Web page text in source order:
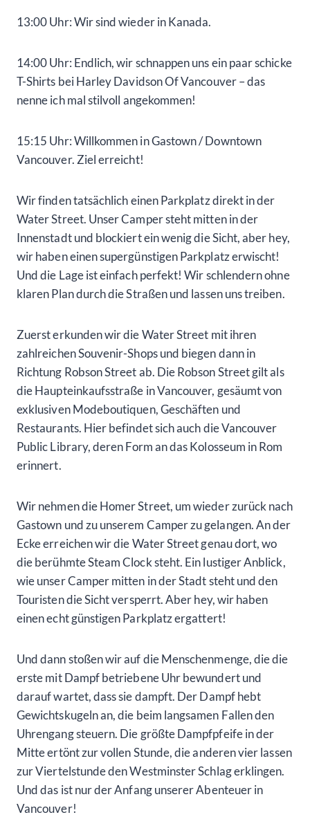
13:00 Uhr: Wir sind wieder in Kanada.
14:00 Uhr: Endlich, wir schnappen uns ein paar schicke
T-Shirts bei Harley Davidson Of Vancouver – das
nenne ich mal stilvoll angekommen!
15:15 Uhr: Willkommen in Gastown / Downtown
Vancouver. Ziel erreicht!
Wir finden tatsächlich einen Parkplatz direkt in der
Water Street. Unser Camper steht mitten in der
Innenstadt und blockiert ein wenig die Sicht, aber hey,
wir haben einen supergünstigen Parkplatz erwischt!
Und die Lage ist einfach perfekt! Wir schlendern ohne
klaren Plan durch die Straßen und lassen uns treiben.
Zuerst erkunden wir die Water Street mit ihren
zahlreichen Souvenir-Shops und biegen dann in
Richtung Robson Street ab. Die Robson Street gilt als
die Haupteinkaufsstraße in Vancouver, gesäumt von
exklusiven Modeboutiquen, Geschäften und
Restaurants. Hier befindet sich auch die Vancouver
Public Library, deren Form an das Kolosseum in Rom
erinnert.
Wir nehmen die Homer Street, um wieder zurück nach
Gastown und zu unserem Camper zu gelangen. An der
Ecke erreichen wir die Water Street genau dort, wo
die berühmte Steam Clock steht. Ein lustiger Anblick,
wie unser Camper mitten in der Stadt steht und den
Touristen die Sicht versperrt. Aber hey, wir haben
einen echt günstigen Parkplatz ergattert!
Und dann stoßen wir auf die Menschenmenge, die die
erste mit Dampf betriebene Uhr bewundert und
darauf wartet, dass sie dampft. Der Dampf hebt
Gewichtskugeln an, die beim langsamen Fallen den
Uhrengang steuern. Die größte Dampfpfeife in der
Mitte ertönt zur vollen Stunde, die anderen vier lassen
zur Viertelstunde den Westminster Schlag erklingen.
Und das ist nur der Anfang unserer Abenteuer in
Vancouver!